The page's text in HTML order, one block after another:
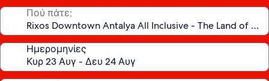
Πού πάτε;
Ημερομηνίες